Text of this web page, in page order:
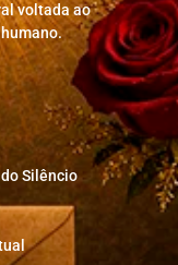
voltada ao
Silêncio